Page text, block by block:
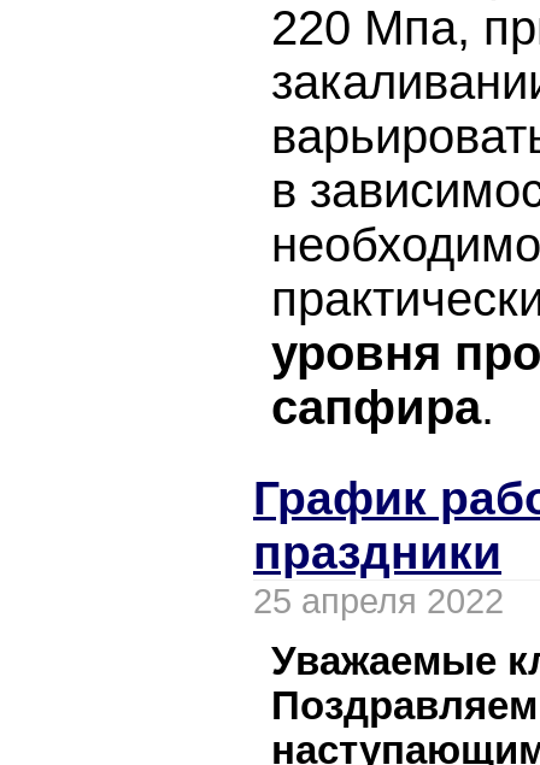
220 Мпа,
в
уровня
сапфира.
График
праздники
25 апреля 2022
Уважаемые